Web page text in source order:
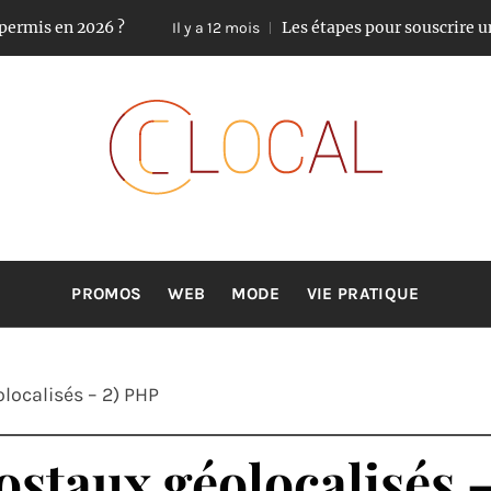
en 2026 ? Il y a 12 mois Les étapes pour souscrire une
CLOCAL
De la proximité dans vos services
PROMOS WEB MODE VIE PRATIQUE
– 2) PHP